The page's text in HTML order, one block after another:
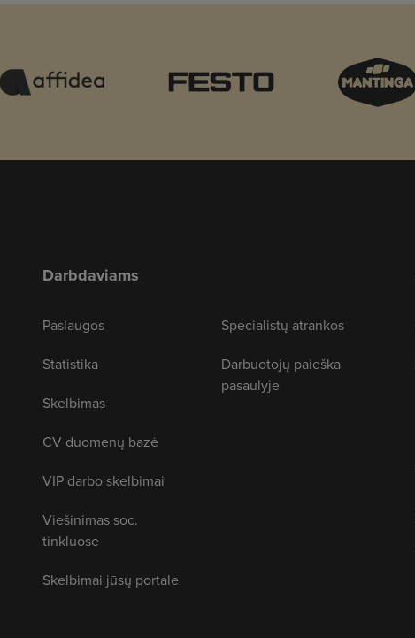
Darbdaviams
Paslaugos
Statistika
Skelbimas
CV duomenų bazė
VIP darbo skelbimai
Viešinimas soc.
tinkluose
Skelbimai jūsų portale
Specialistų atrankos
Darbuotojų paieška
pasaulyje